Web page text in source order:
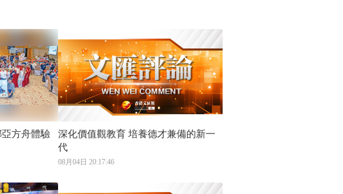
深化價值觀教育 培養德才兼備的新一
代
08月04日 20:17:46